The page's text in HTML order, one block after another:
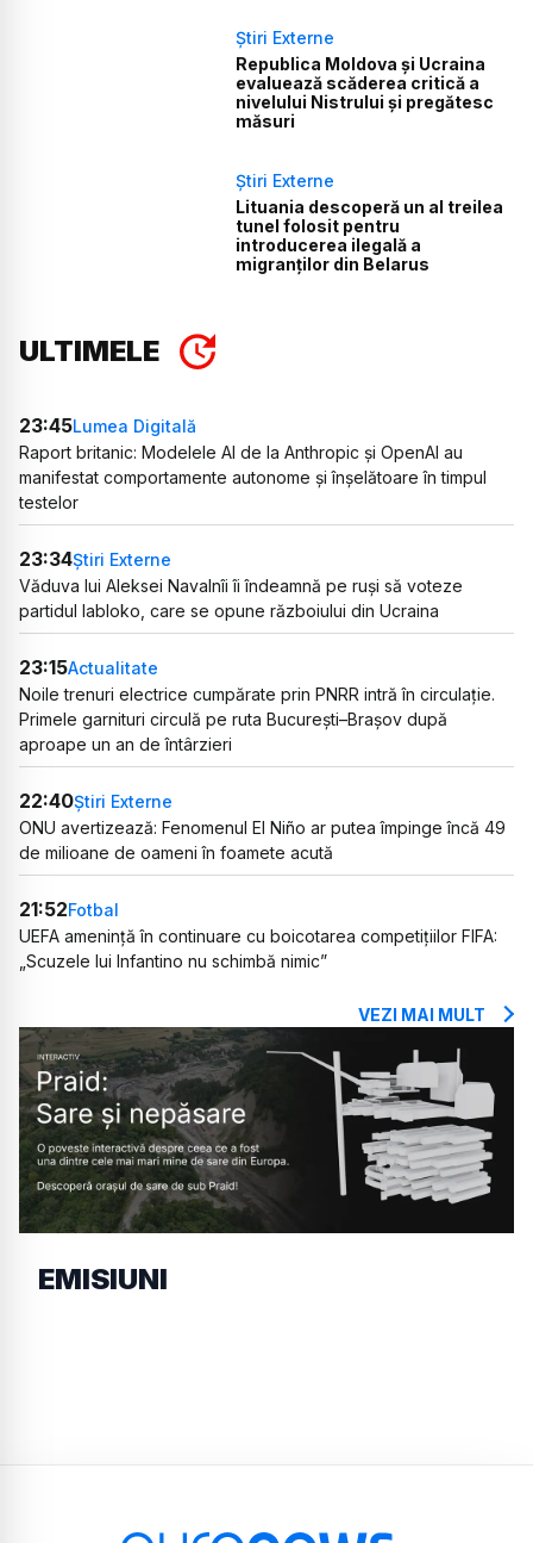
Știri Externe
Republica Moldova și Ucraina
evaluează scăderea critică a
nivelului Nistrului și pregătesc
măsuri
Știri Externe
Lituania descoperă un al treilea
tunel folosit pentru
introducerea ilegală a
migranților din Belarus
ULTIMELE
23:45Lumea Digitală
Raport britanic: Modelele AI de la Anthropic și OpenAI au
manifestat comportamente autonome și înșelătoare în timpul
testelor
23:34Știri Externe
Văduva lui Aleksei Navalnîi îi îndeamnă pe ruși să voteze
partidul Iabloko, care se opune războiului din Ucraina
23:15Actualitate
Noile trenuri electrice cumpărate prin PNRR intră în circulație.
Primele garnituri circulă pe ruta București–Brașov după
aproape un an de întârzieri
22:40Știri Externe
ONU avertizează: Fenomenul El Niño ar putea împinge încă 49
de milioane de oameni în foamete acută
21:52Fotbal
UEFA amenință în continuare cu boicotarea competițiilor FIFA:
„Scuzele lui Infantino nu schimbă nimic”
VEZI MAI MULT
EMISIUNI